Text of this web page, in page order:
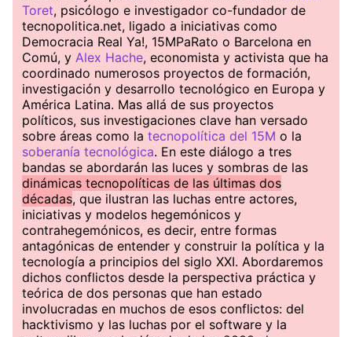
Toret, psicólogo e investigador co-fundador de
tecnopolitica.net, ligado a iniciativas como
Democracia Real Ya!, 15MPaRato o Barcelona en
Comú, y Alex Hache, economista y activista que ha
coordinado numerosos proyectos de formación,
investigación y desarrollo tecnológico en Europa y
América Latina. Mas allá de sus proyectos
políticos, sus investigaciones clave han versado
sobre áreas como la tecnopolítica del 15M o la
soberanía tecnológica. En este diálogo a tres
bandas se abordarán las luces y sombras de las
dinámicas tecnopolíticas de las últimas dos
décadas, que ilustran las luchas entre actores,
iniciativas y modelos hegemónicos y
contrahegemónicos, es decir, entre formas
antagónicas de entender y construir la política y la
tecnología a principios del siglo XXI. Abordaremos
dichos conflictos desde la perspectiva práctica y
teórica de dos personas que han estado
involucradas en muchos de esos conflictos: del
hacktivismo y las luchas por el software y la